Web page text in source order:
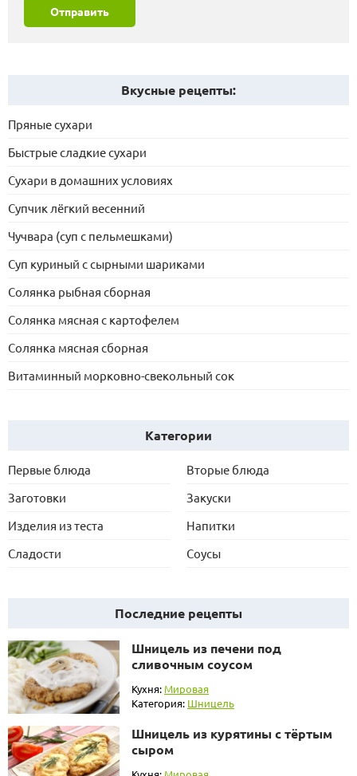
Отправить
Вкусные рецепты:
Пряные сухари
Быстрые сладкие сухари
Сухари в домашних условиях
Супчик лёгкий весенний
Чучвара (суп с пельмешками)
Суп куриный с сырными шариками
Солянка рыбная сборная
Солянка мясная с картофелем
Солянка мясная сборная
Витаминный морковно-свекольный сок
Категории
Первые блюда
Вторые блюда
Заготовки
Закуски
Изделия из теста
Напитки
Сладости
Соусы
Последние рецепты
Шницель из печени под
сливочным соусом
Кухня: Мировая
Категория: Шницель
Шницель из курятины с тёртым
сыром